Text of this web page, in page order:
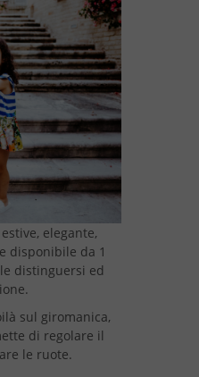
elegante,
disponibile da 1
distinguersi ed
sul giromanica,
di regolare il
le ruote.